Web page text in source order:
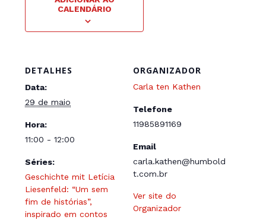
CALENDÁRIO
DETALHES
Data:
29 de maio
Hora:
11:00 - 12:00
Séries:
Geschichte mit Letícia
Liesenfeld: “Um sem
fim de histórias”,
inspirado em contos
ORGANIZADOR
Carla ten Kathen
Telefone
11985891169
Email
carla.kathen@humbold
t.com.br
Ver site do
Organizador